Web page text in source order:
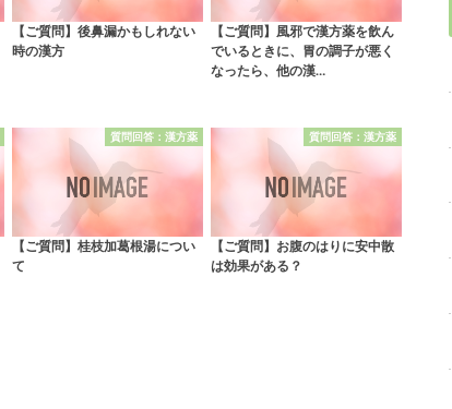
【ご質問】後鼻漏かもしれない
時の漢方
【ご質問】風邪で漢方薬を飲ん
でいるときに、胃の調子が悪く
なったら、他の漢…
質問回答：漢方薬
【ご質問】桂枝加葛根湯につい
て
質問回答：漢方薬
【ご質問】お腹のはりに安中散
は効果がある？